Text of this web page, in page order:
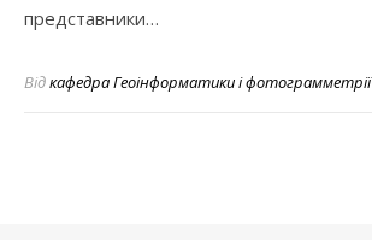
представники…
Відкафедра Геоінформатики і фотограмметрії